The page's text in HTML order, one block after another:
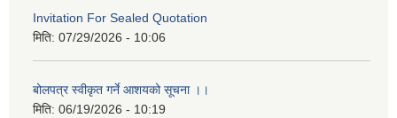
Invitation For Sealed Quotation
मिति: 07/29/2026 - 10:06
बोलपत्र स्वीकृत गर्ने आशयको सूचना ।।
मिति: 06/19/2026 - 10:19